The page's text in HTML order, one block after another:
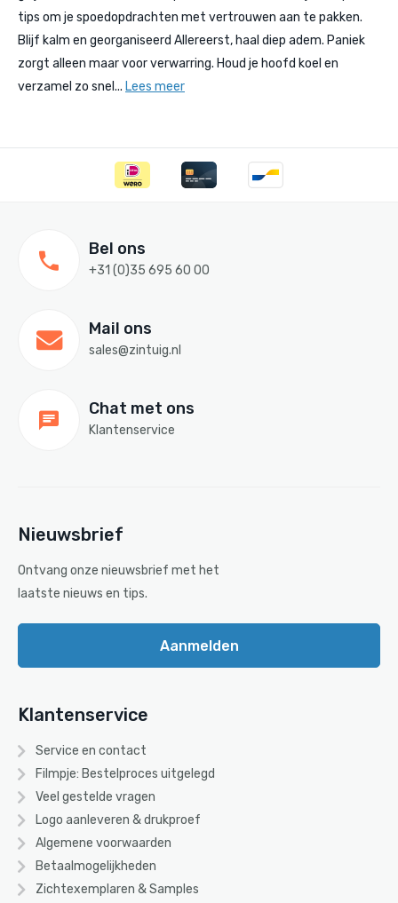
tips om je spoedopdrachten met vertrouwen aan te pakken.
Blijf kalm en georganiseerd Allereerst, haal diep adem. Paniek
zorgt alleen maar voor verwarring. Houd je hoofd koel en
verzamel zo snel... Lees meer
Bel ons
+31 (0)35 695 60 00
Mail ons
sales@zintuig.nl
Chat met ons
Klantenservice
Nieuwsbrief
Ontvang onze nieuwsbrief met het
laatste nieuws en tips.
Aanmelden
Klantenservice
Service en contact
Filmpje: Bestelproces uitgelegd
Veel gestelde vragen
Logo aanleveren & drukproef
Algemene voorwaarden
Betaalmogelijkheden
Zichtexemplaren & Samples